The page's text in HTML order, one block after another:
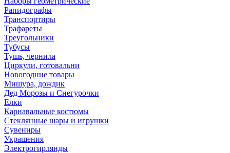
Рапидографы
Транспортиры
Трафареты
Треугольники
Тубусы
Тушь, чернила
Циркули, готовальни
Новогодние товары
Мишура, дождик
Дед Морозы и Снегурочки
Елки
Карнавальные костюмы
Стеклянные шары и игрушки
Сувениры
Украшения
Электрогирлянды